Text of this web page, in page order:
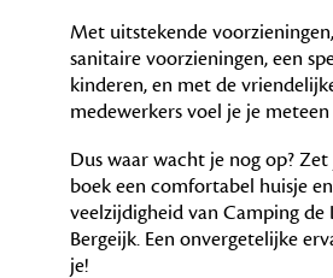
Met uitstekende
sanitaire voorzieningen, een
kinderen, en met de
medewerkers voel je je
Dus waar wacht je nog op?
boek een comfortabel huisje
veelzijdigheid van Camping de
Bergeijk. Een onvergetelijke
je!